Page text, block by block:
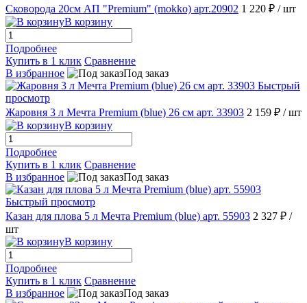
Сковорода 20см АП "Premium" (mokko) арт.20902 1 220 ₽ / шт
В корзину
Подробнее
Купить в 1 клик Сравнение
В избранное
Под заказ
Быстрый
просмотр
Жаровня 3 л Мечта Premium (blue) 26 см арт. 33903 2 159 ₽ / шт
В корзину
Подробнее
Купить в 1 клик Сравнение
В избранное
Под заказ
Быстрый просмотр
Казан для плова 5 л Мечта Premium (blue) арт. 55903 2 327 ₽ /
шт
В корзину
Подробнее
Купить в 1 клик Сравнение
В избранное
Под заказ